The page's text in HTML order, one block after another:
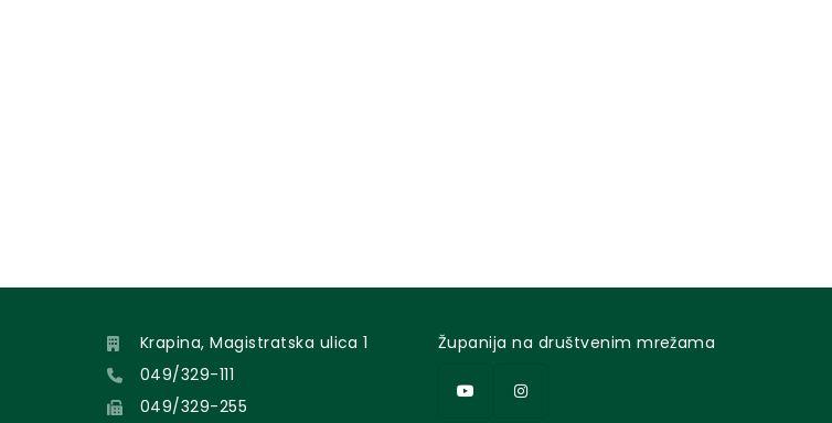
Krapina, Magistratska ulica 1
049/329-111
049/329-255
Županija na društvenim mrežama